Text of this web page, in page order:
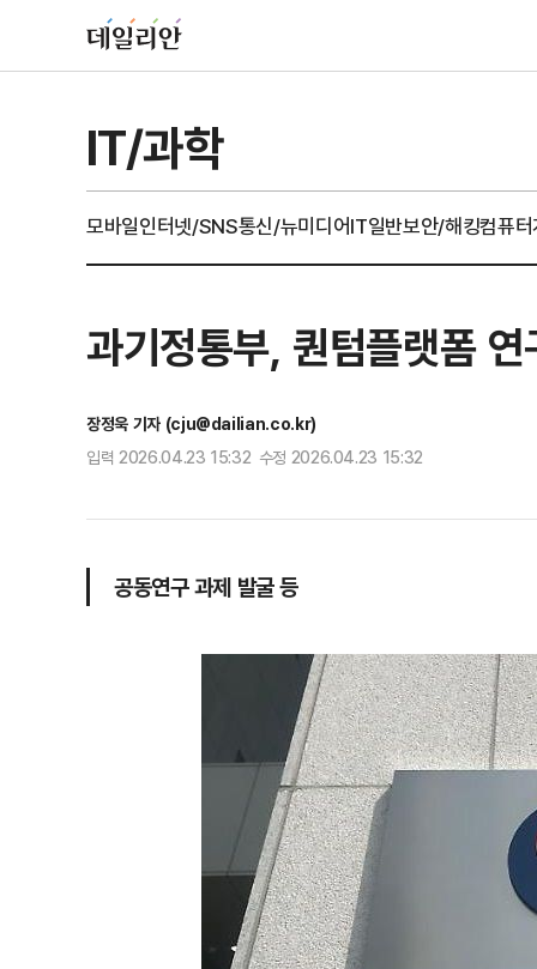
IT/과학
모바일인터넷/SNS통신/뉴미디어IT일반보안/해킹컴퓨터
과기정통부, 퀀텀플랫폼
장정욱 기자 (cju@dailian.co.kr)
입력 2026.04.23 15:32 수정 2026.04.23 15:32
공동연구 과제 발굴 등